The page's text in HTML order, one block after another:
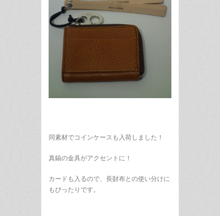
同素材でコインケースも入荷しました！
真鍮の金具がアクセントに！
カードも入るので、長財布との使い分けに
もぴったりです。